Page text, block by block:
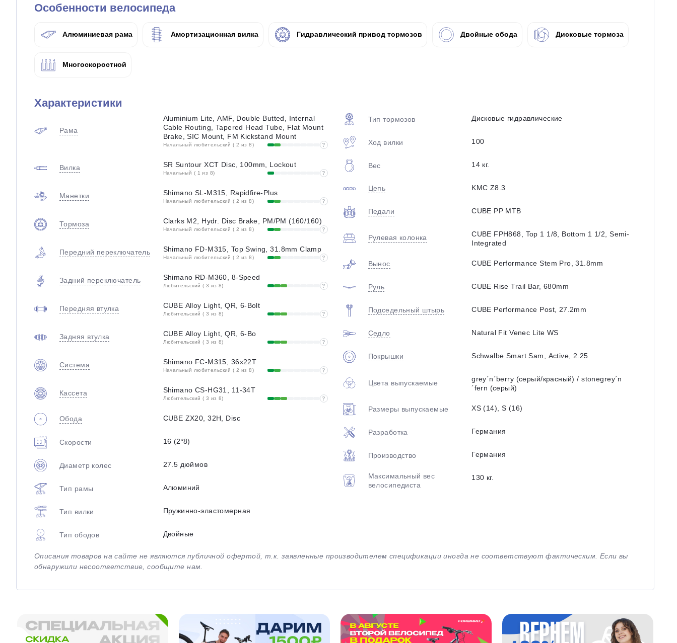
Особенности велосипеда
Алюминиевая рама Амортизационная вилка Гидравлический привод тормозов Двойные обода Дисковые тормоза
Многоскоростной
Характеристики
Рама
Aluminium Lite, AMF, Double Butted, Internal
Cable Routing, Tapered Head Tube, Flat Mount
Brake, SIC Mount, FM Kickstand Mount
Начальный любительский ( 2 из 8) ?
Вилка SR Suntour XCT Disc, 100mm, Lockout
Начальный ( 1 из 8) ?
Манетки Shimano SL-M315, Rapidfire-Plus
Начальный любительский ( 2 из 8) ?
Тормоза Clarks M2, Hydr. Disc Brake, PM/PM (160/160)
Начальный любительский ( 2 из 8) ?
Передний переключатель Shimano FD-M315, Top Swing, 31.8mm Clamp
Начальный любительский ( 2 из 8) ?
Задний переключатель Shimano RD-M360, 8-Speed
Любительский ( 3 из 8) ?
Передняя втулка CUBE Alloy Light, QR, 6-Bolt
Любительский ( 3 из 8) ?
Задняя втулка CUBE Alloy Light, QR, 6-Bo
Любительский ( 3 из 8) ?
Система Shimano FC-M315, 36x22T
Начальный любительский ( 2 из 8) ?
Кассета Shimano CS-HG31, 11-34T
Любительский ( 3 из 8) ?
Обода CUBE ZX20, 32H, Disc
Скорости 16 (2*8)
Диаметр колес 27.5 дюймов
Тип рамы Алюминий
Тип вилки Пружинно-эластомерная
Тип ободов Двойные
Тип тормозов Дисковые гидравлические
Ход вилки 100
Вес 14 кг.
Цепь KMC Z8.3
Педали CUBE PP MTB
Рулевая колонка
CUBE FPH868, Top 1 1/8, Bottom 1 1/2, Semi-
Integrated
Вынос CUBE Performance Stem Pro, 31.8mm
Руль CUBE Rise Trail Bar, 680mm
Подседельный штырь CUBE Performance Post, 27.2mm
Седло Natural Fit Venec Lite WS
Покрышки Schwalbe Smart Sam, Active, 2.25
Цвета выпускаемые
grey´n´berry (серый/красный) / stonegrey´n
´fern (серый)
Размеры выпускаемые XS (14), S (16)
Разработка Германия
Производство Германия
Максимальный вес
велосипедиста
130 кг.
Описания товаров на сайте не являются публичной офертой, т.к. заявленные производителем спецификации иногда не соответствуют фактическим. Если вы
обнаружили несоответствие, сообщите нам.
недели
Остались вопросы?